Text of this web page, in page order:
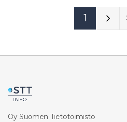
nopeasti pieniäkin muutoksia
toimivat oletettua
1
Oy Suomen Tietotoimisto